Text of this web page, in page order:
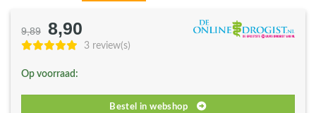
9,89
Oorspronkelijke
prijs
€9,89.
8,90
prijs
3 review(s)
Op voorraad:
Bestel in webshop